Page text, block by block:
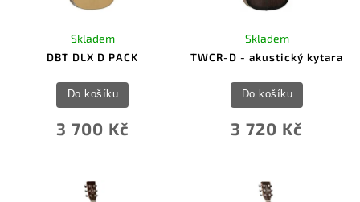
DBT DLX D PACK
Skladem
3 700 Kč
Do košíku
TWCR-D - akustický kytara
Skladem
3 720 Kč
Do košíku